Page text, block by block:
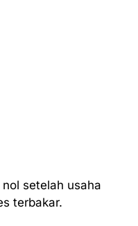
setelah usaha
terbakar.